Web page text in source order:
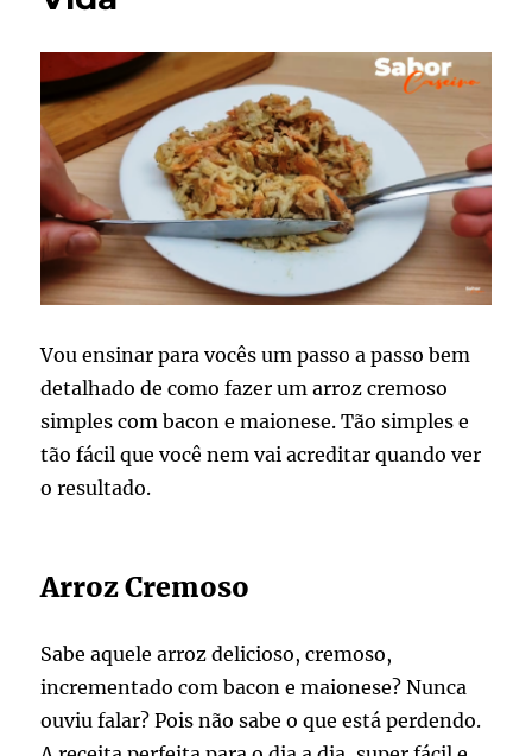
Vou ensinar para vocês um passo a passo bem
detalhado de como fazer um arroz cremoso
simples com bacon e maionese. Tão simples e
tão fácil que você nem vai acreditar quando ver
o resultado.
Arroz Cremoso
Sabe aquele arroz delicioso, cremoso,
incrementado com bacon e maionese? Nunca
ouviu falar? Pois não sabe o que está perdendo.